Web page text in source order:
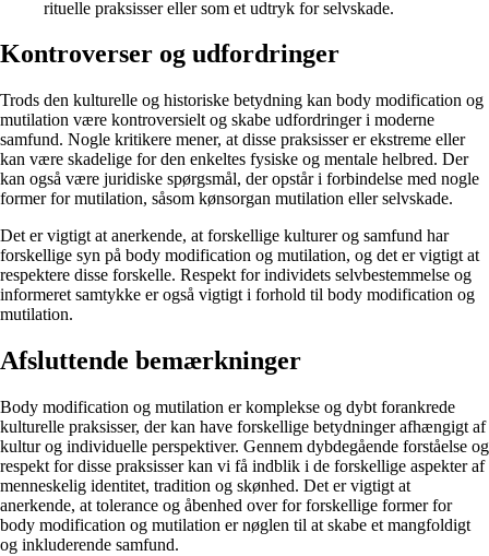
rituelle praksisser eller som et udtryk for selvskade.
Kontroverser og udfordringer
Trods den kulturelle og historiske betydning kan body modification og
mutilation være kontroversielt og skabe udfordringer i moderne
samfund. Nogle kritikere mener, at disse praksisser er ekstreme eller
kan være skadelige for den enkeltes fysiske og mentale helbred. Der
kan også være juridiske spørgsmål, der opstår i forbindelse med nogle
former for mutilation, såsom kønsorgan mutilation eller selvskade.
Det er vigtigt at anerkende, at forskellige kulturer og samfund har
forskellige syn på body modification og mutilation, og det er vigtigt at
respektere disse forskelle. Respekt for individets selvbestemmelse og
informeret samtykke er også vigtigt i forhold til body modification og
mutilation.
Afsluttende bemærkninger
Body modification og mutilation er komplekse og dybt forankrede
kulturelle praksisser, der kan have forskellige betydninger afhængigt af
kultur og individuelle perspektiver. Gennem dybdegående forståelse og
respekt for disse praksisser kan vi få indblik i de forskellige aspekter af
menneskelig identitet, tradition og skønhed. Det er vigtigt at
anerkende, at tolerance og åbenhed over for forskellige former for
body modification og mutilation er nøglen til at skabe et mangfoldigt
og inkluderende samfund.